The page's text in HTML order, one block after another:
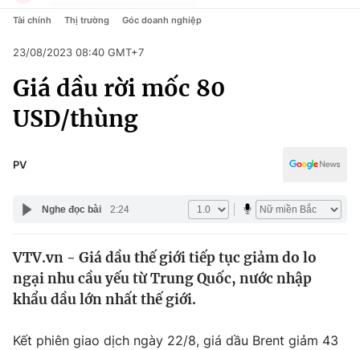
Chuyên mục
Chính trị
Pháp luật
Thế giới
Kinh tế
Chính trị
Pháp luật
Kinh tế
Thể thao
Truyền hình
Công nghệ
Tài chính Thị trường Góc doanh nghiệp
23/08/2023 08:40 GMT+7
Giá dầu rời mốc 80
USD/thùng
PV
Nghe đọc bài 2:24
VTV.vn - Giá dầu thế giới tiếp tục giảm do lo
ngại nhu cầu yếu từ Trung Quốc, nước nhập
khẩu dầu lớn nhất thế giới.
Kết phiên giao dịch ngày 22/8, giá dầu Brent giảm 43